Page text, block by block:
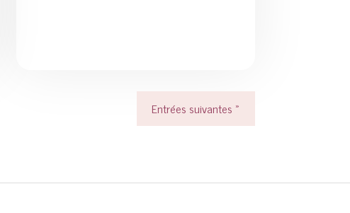
Entrées suivantes »